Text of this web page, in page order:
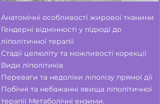
Анатомічні особливості жирової тканини
Гендерні відмінності у підході до
ліполітичної терапії
Стадії целюліту та можливості корекції
Види ліполітиків
Переваги та недоліки ліполізу прямої дії
Побічні та небажанні явища ліполітичної
терапії Метаболічні ензими.